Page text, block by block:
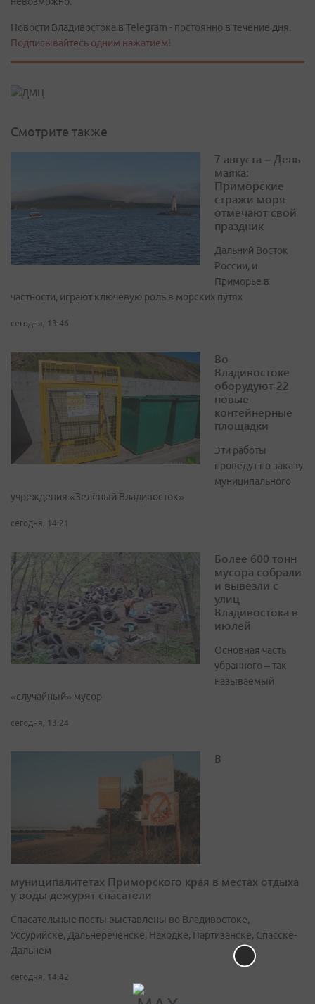
Новости Владивостока в Telegram - постоянно в течение дня.
Подписывайтесь одним нажатием!
Смотрите также
7 августа – День
маяка:
Приморские
стражи моря
отмечают свой
праздник
Дальний Восток
России, и
Приморье в
частности, играют ключевую роль в морских путях
сегодня, 13:46
Во
Владивостоке
оборудуют 22
новые
контейнерные
площадки
Эти работы
проведут по заказу
муниципального
учреждения «Зелёный Владивосток»
сегодня, 14:21
Более 600 тонн
мусора собрали
и вывезли с
улиц
Владивостока в
июлей
Основная часть
убранного – так
называемый
«случайный» мусор
сегодня, 13:24
В
муниципалитетах Приморского края в местах отдыха
у воды дежурят спасатели
Спасательные посты выставлены во Владивостоке,
Уссурийске, Дальнереченске, Находке, Партизанске, Спасске-
Дальнем
сегодня, 14:42